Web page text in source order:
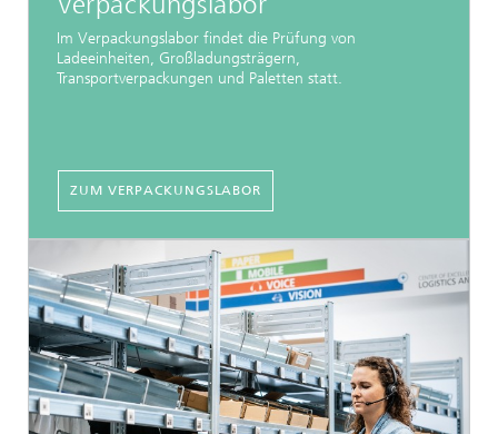
Im Verpackungslabor findet die Prüfung von
Ladeeinheiten, Großladungsträgern,
Transportverpackungen und Paletten statt.
ZUM VERPACKUNGSLABOR